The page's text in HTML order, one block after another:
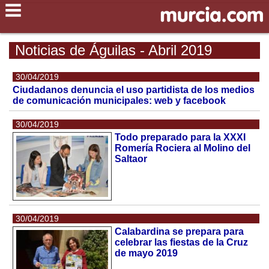
Noticias de Águilas - Abril 2019
30/04/2019
Ciudadanos denuncia el uso partidista de los medios
de comunicación municipales: web y facebook
30/04/2019
Todo preparado para la XXXI
Romería Rociera al Molino del
Saltaor
30/04/2019
Calabardina se prepara para
celebrar las fiestas de la Cruz
de mayo 2019